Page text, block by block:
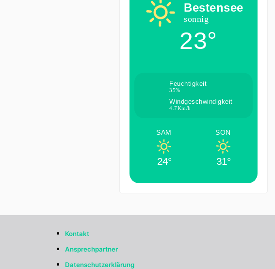
Bestensee
sonnig
23°
Feuchtigkeit
35%
Windgeschwindigkeit
4.7Km/h
SAM
24°
SON
31°
Kontakt
Ansprechpartner
Datenschutzerklärung